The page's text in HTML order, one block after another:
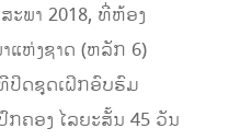
ພາ 2018, ທີ່ຫ້ອງ
ແຫ່ງຊາດ (ຫລັກ 6)
ປິດຊຸດເຝິກອົບຮົມ
ຄອງ ໄລຍະສັ້ນ 45 ວັນ